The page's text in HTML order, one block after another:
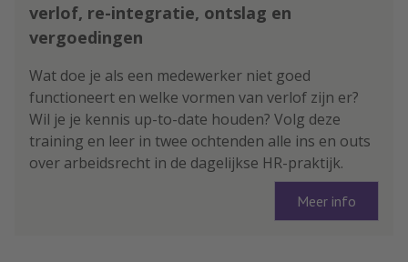
verlof, re-integratie, ontslag en
vergoedingen
Wat doe je als een medewerker niet goed
functioneert en welke vormen van verlof zijn er?
Wil je je kennis up-to-date houden? Volg deze
training en leer in twee ochtenden alle ins en outs
over arbeidsrecht in de dagelijkse HR-praktijk.
Meer info